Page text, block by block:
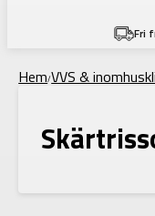
Fri
Hem/VVS &